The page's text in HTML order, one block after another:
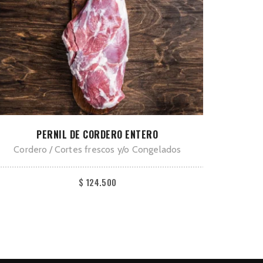
SELECCIONAR OPCIONES
producto
tiene
múltiples
variantes.
elegir
PERNIL DE CORDERO ENTERO
Cordero Cortes frescos y/o Congelados
$ 124.500